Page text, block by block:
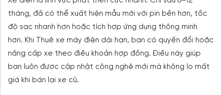
tháng, đã có thể xuất hiện mẫu mới với pin bền hơn, tốc
độ sạc nhanh hơn hoặc tích hợp ứng dụng thông minh
hơn. Khi Thuê xe máy điện dài hạn, bạn có quyền đổi hoặc
nâng cấp xe theo điều khoản hợp đồng. Điều này giúp
bạn luôn được cập nhật công nghệ mới mà không lo mất
giá khi bán lại xe cũ.